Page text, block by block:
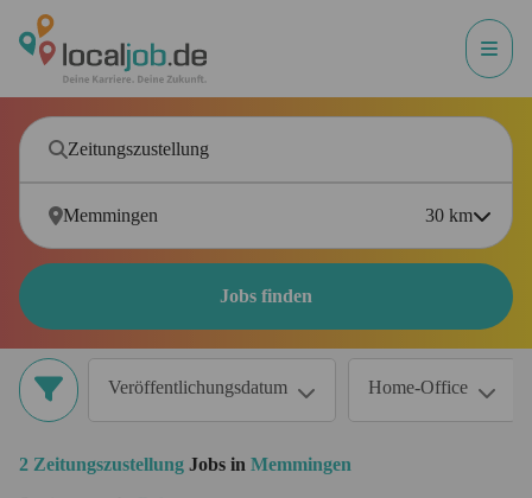
30 km
Jobs finden
Veröffentlichungsdatum Home-Office
2 Zeitungszustellung Jobs in Memmingen